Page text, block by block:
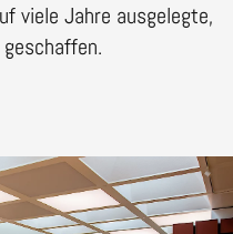
viele Jahre ausgelegte,